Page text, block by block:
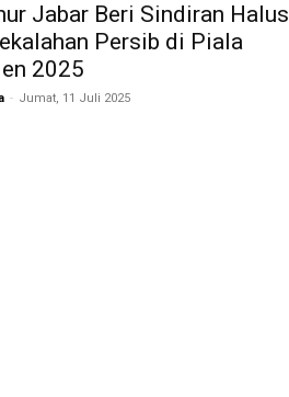
Jabar Beri Sindiran Halus
Persib di Piala
2025
- Jumat, 11 Juli 2025